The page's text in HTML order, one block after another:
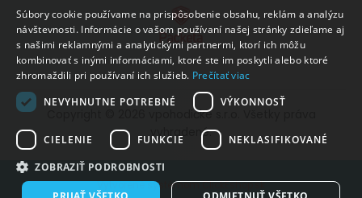
Copyright © 2026 vpohodičke s.r.o. Všetky práva
vyhradené.
Vytvorené systémom ClickEshop.sk
Súbory cookie používame na prispôsobenie obsahu, reklám a analýzu
návštevnosti. Informácie o vašom používaní našej stránky zdieľame aj
s našimi reklamnými a analytickými partnermi, ktorí ich môžu
kombinovať s inými informáciami, ktoré ste im poskytli alebo ktoré
zhromaždili pri používaní ich služieb. Prečítať viac
NEVYHNUTNE POTREBNÉ
VÝKONNOSŤ
CIELENIE FUNKCIE NEKLASIFIKOVANÉ
ZOBRAZIŤ PODROBNOSTI